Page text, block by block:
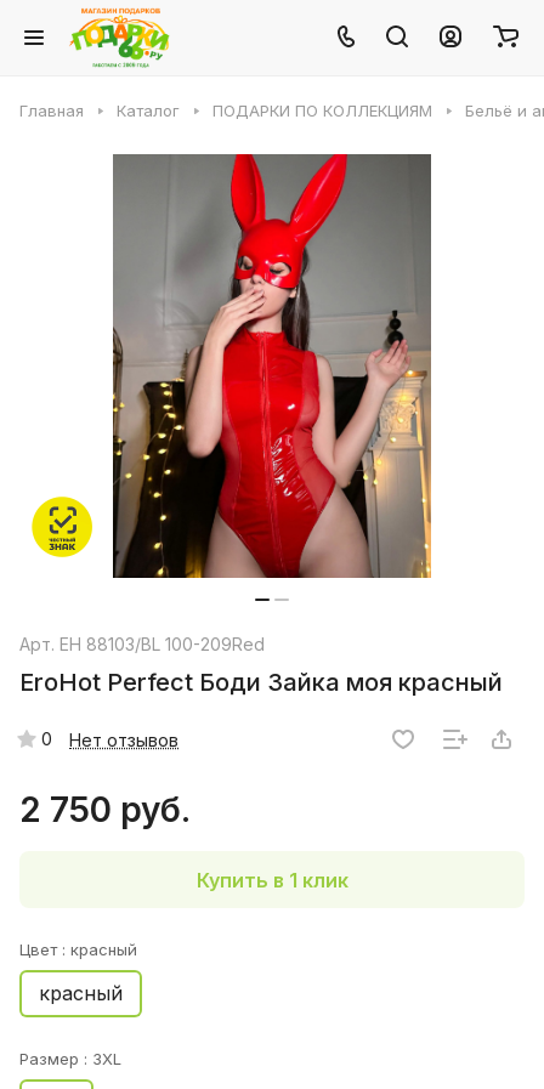
Главная Каталог ПОДАРКИ ПО КОЛЛЕКЦИЯМ Бельё и
Арт. EH 88103/BL 100-209Red
EroHot Perfect Боди Зайка моя красный
0 Нет отзывов
2 750 руб.
Купить в 1 клик
Цвет : красный
красный
Размер : 3XL